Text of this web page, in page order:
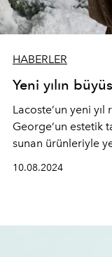
HABERLER
Yeni yılın
Lacoste’un yeni yıl
George’un estetik
sunan ürünleriyle
10.08.2024